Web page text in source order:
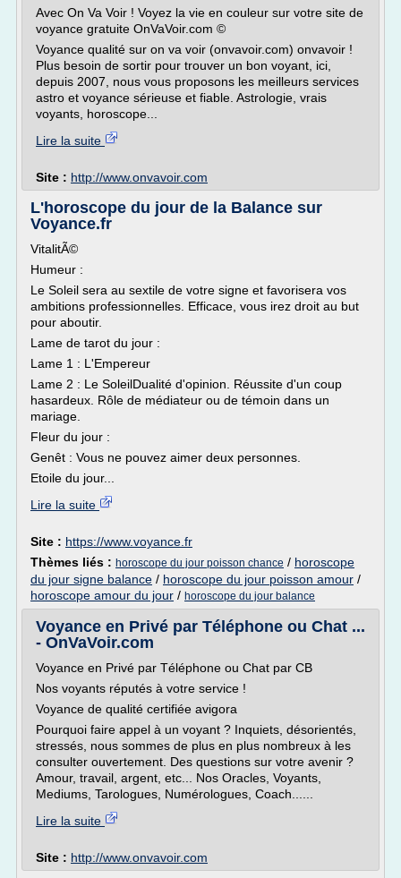
Avec On Va Voir ! Voyez la vie en couleur sur votre site de
voyance gratuite OnVaVoir.com ©
Voyance qualité sur on va voir (onvavoir.com) onvavoir !
Plus besoin de sortir pour trouver un bon voyant, ici,
depuis 2007, nous vous proposons les meilleurs services
astro et voyance sérieuse et fiable. Astrologie, vrais
voyants, horoscope...
Lire la suite
Site : http://www.onvavoir.com
L'horoscope du jour de la Balance sur
Voyance.fr
VitalitÃ©
Humeur :
Le Soleil sera au sextile de votre signe et favorisera vos
ambitions professionnelles. Efficace, vous irez droit au but
pour aboutir.
Lame de tarot du jour :
Lame 1 : L'Empereur
Lame 2 : Le SoleilDualité d'opinion. Réussite d'un coup
hasardeux. Rôle de médiateur ou de témoin dans un
mariage.
Fleur du jour :
Genêt : Vous ne pouvez aimer deux personnes.
Etoile du jour...
Lire la suite
Site : https://www.voyance.fr
Thèmes liés : horoscope du jour poisson chance / horoscope
du jour signe balance / horoscope du jour poisson amour /
horoscope amour du jour / horoscope du jour balance
Voyance en Privé par Téléphone ou Chat ...
- OnVaVoir.com
Voyance en Privé par Téléphone ou Chat par CB
Nos voyants réputés à votre service !
Voyance de qualité certifiée avigora
Pourquoi faire appel à un voyant ? Inquiets, désorientés,
stressés, nous sommes de plus en plus nombreux à les
consulter ouvertement. Des questions sur votre avenir ?
Amour, travail, argent, etc... Nos Oracles, Voyants,
Mediums, Tarologues, Numérologues, Coach......
Lire la suite
Site : http://www.onvavoir.com